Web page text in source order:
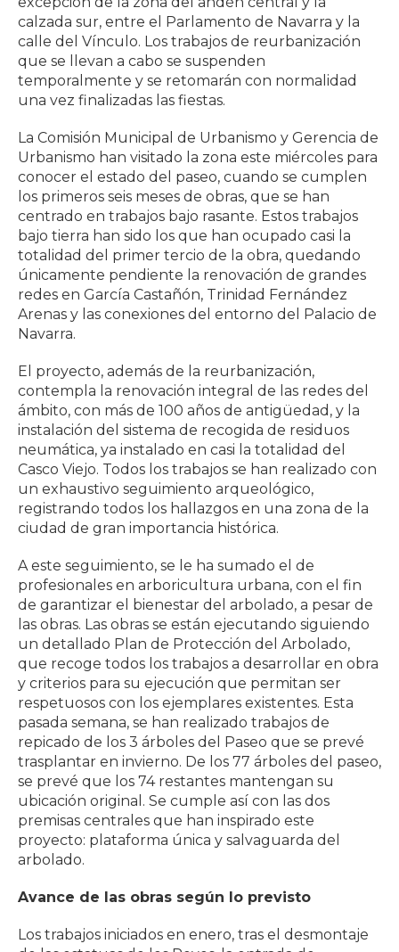
calzada sur, entre el Parlamento de Navarra y la
calle del Vínculo. Los trabajos de reurbanización
que se llevan a cabo se suspenden
temporalmente y se retomarán con normalidad
una vez finalizadas las fiestas.
La Comisión Municipal de Urbanismo y Gerencia de
Urbanismo han visitado la zona este miércoles para
conocer el estado del paseo, cuando se cumplen
los primeros seis meses de obras, que se han
centrado en trabajos bajo rasante. Estos trabajos
bajo tierra han sido los que han ocupado casi la
totalidad del primer tercio de la obra, quedando
únicamente pendiente la renovación de grandes
redes en García Castañón, Trinidad Fernández
Arenas y las conexiones del entorno del Palacio de
Navarra.
El proyecto, además de la reurbanización,
contempla la renovación integral de las redes del
ámbito, con más de 100 años de antigüedad, y la
instalación del sistema de recogida de residuos
neumática, ya instalado en casi la totalidad del
Casco Viejo. Todos los trabajos se han realizado con
un exhaustivo seguimiento arqueológico,
registrando todos los hallazgos en una zona de la
ciudad de gran importancia histórica.
A este seguimiento, se le ha sumado el de
profesionales en arboricultura urbana, con el fin
de garantizar el bienestar del arbolado, a pesar de
las obras. Las obras se están ejecutando siguiendo
un detallado Plan de Protección del Arbolado,
que recoge todos los trabajos a desarrollar en obra
y criterios para su ejecución que permitan ser
respetuosos con los ejemplares existentes. Esta
pasada semana, se han realizado trabajos de
repicado de los 3 árboles del Paseo que se prevé
trasplantar en invierno. De los 77 árboles del paseo,
se prevé que los 74 restantes mantengan su
ubicación original. Se cumple así con las dos
premisas centrales que han inspirado este
proyecto: plataforma única y salvaguarda del
arbolado.
Avance de las obras según lo previsto
Los trabajos iniciados en enero, tras el desmontaje